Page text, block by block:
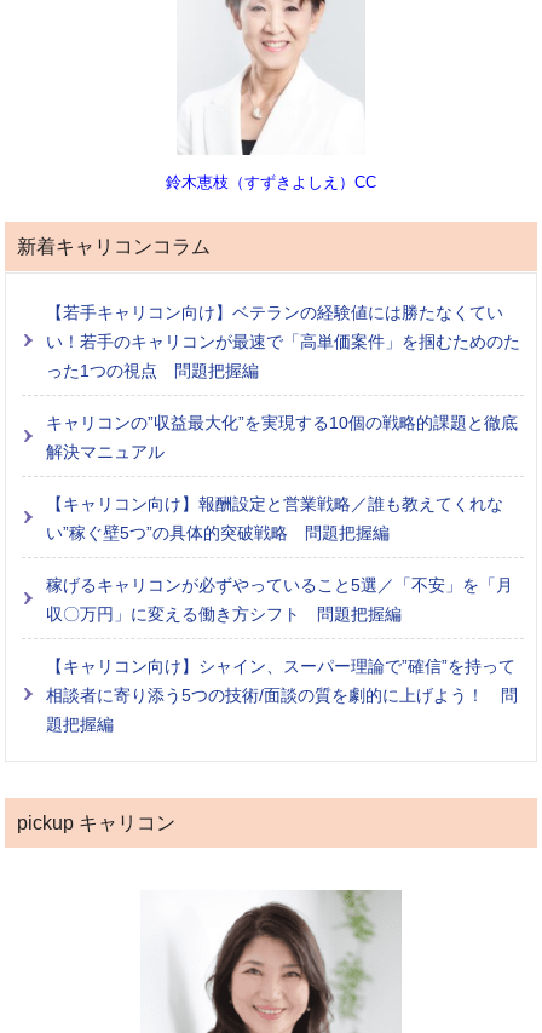
鈴木恵枝（すずきよしえ）CC
新着キャリコンコラム
【若手キャリコン向け】ベテランの経験値には勝たなくてい
い！若手のキャリコンが最速で「高単価案件」を掴むためのた
った1つの視点 問題把握編
キャリコンの”収益最大化”を実現する10個の戦略的課題と徹底
解決マニュアル
【キャリコン向け】報酬設定と営業戦略／誰も教えてくれな
い”稼ぐ壁5つ”の具体的突破戦略 問題把握編
稼げるキャリコンが必ずやっていること5選／「不安」を「月
収〇万円」に変える働き方シフト 問題把握編
【キャリコン向け】シャイン、スーパー理論で”確信”を持って
相談者に寄り添う5つの技術/面談の質を劇的に上げよう！ 問
題把握編
pickup キャリコン